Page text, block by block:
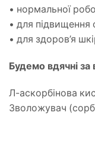
• нормальної
• для підвищення
• для здоров’я
Будемо вдячні
Л-аскорбінова
Зволожувач